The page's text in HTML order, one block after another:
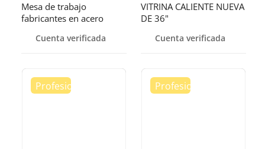
Mesa de trabajo
fabricantes en acero
Cuenta verificada
VITRINA CALIENTE NUEVA
DE 36"
Cuenta verificada